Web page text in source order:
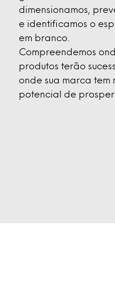
dimensionamos,
e identificamos o
em branco.
Compreendemos
produtos terão
onde sua marca tem
potencial de